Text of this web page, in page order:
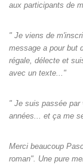
aux participants de
" Je viens de
message a pour but
régale, délecte et
avec un texte..."
" Je suis passée par
années... et ça me
Merci beaucoup
roman". Une pure